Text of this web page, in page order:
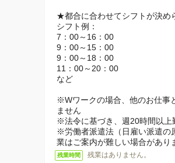
★都合に合わせてシフトが決め
シフト例：
7：00～16：00
9：00～15：00
9：00～18：00
11：00～20：00
など
※Wワークの場合、他のお仕事
ません
※法令に基づき、週20時間以上
※労働者派遣法（日雇い派遣の
業はご案内が難しい場合があり
残業時間 残業はありません。